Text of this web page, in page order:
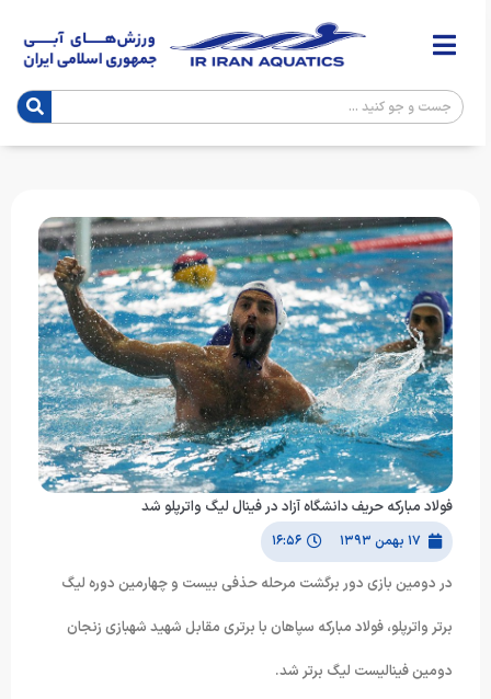
فولاد مبارکه حریف دانشگاه آزاد در فینال لیگ واترپلو شد
۱۷ بهمن ۱۳۹۳ ۱۶:۵۶
در دومین بازی دور برگشت مرحله حذفی بیست و چهارمین دوره لیگ
برتر واترپلو، فولاد مبارکه سپاهان با برتری مقابل شهید شهبازی زنجان
دومین فینالیست لیگ برتر شد.